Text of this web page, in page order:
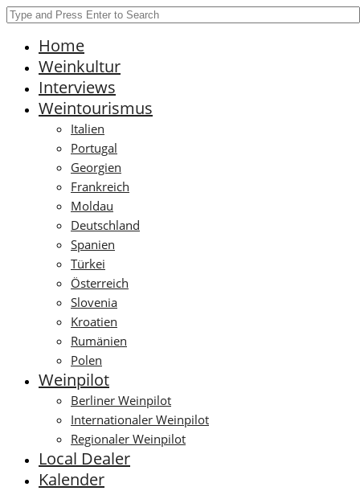
Home
Weinkultur
Interviews
Weintourismus
Italien
Portugal
Georgien
Frankreich
Moldau
Deutschland
Spanien
Türkei
Österreich
Slovenia
Kroatien
Rumänien
Polen
Weinpilot
Berliner Weinpilot
Internationaler Weinpilot
Regionaler Weinpilot
Local Dealer
Kalender